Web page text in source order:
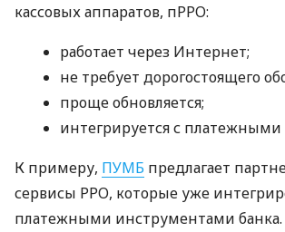
кассовых аппаратов, пРРО:
работает через Интернет;
не требует дорогостоящего
проще обновляется;
интегрируется с
К примеру, ПУМБ предлагает
сервисы РРО, которые уже
платежными инструментами банка.